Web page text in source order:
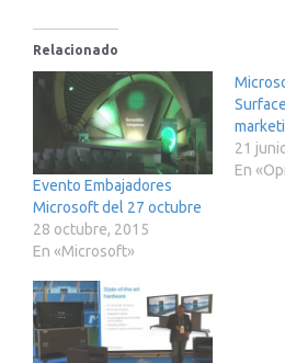
Relacionado
Evento Embajadores
Microsoft del 27 octubre
28 octubre, 2015
En «Microsoft»
21
En